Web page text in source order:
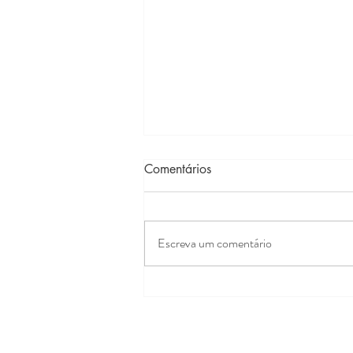
Comentários
Escreva um comentário